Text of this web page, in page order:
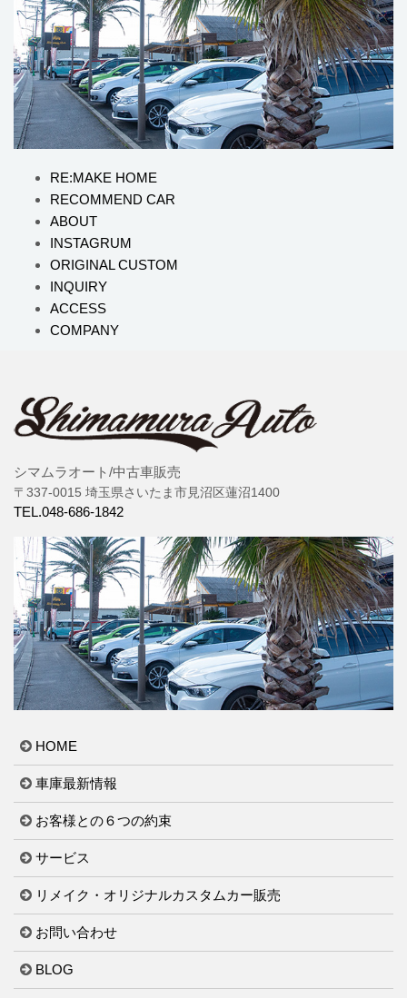
RE:MAKE HOME
RECOMMEND CAR
ABOUT
INSTAGRUM
ORIGINAL CUSTOM
INQUIRY
ACCESS
COMPANY
シマムラオート/中古車販売
〒337-0015 埼玉県さいたま市見沼区蓮沼1400
TEL.048-686-1842
HOME
車庫最新情報
お客様との６つの約束
サービス
リメイク・オリジナルカスタムカー販売
お問い合わせ
BLOG